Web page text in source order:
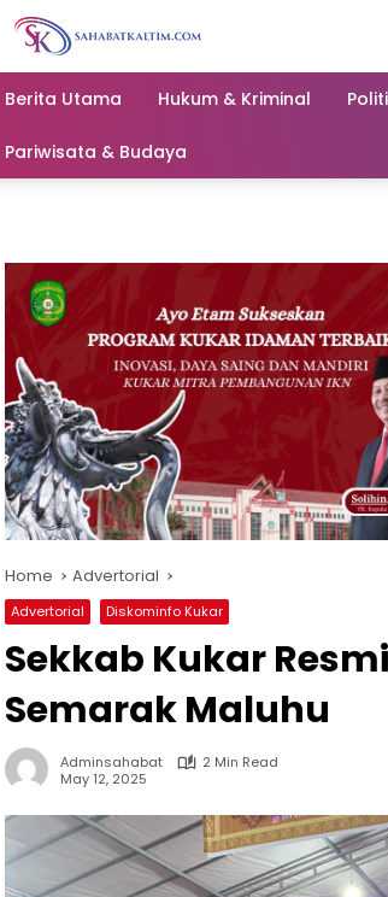
Berita Utama Hukum & Kriminal
Pariwisata & Budaya
Home Advertorial
Advertorial Diskominfo Kukar
Sekkab Kukar
Semarak Maluhu
Adminsahabat
2 Min Read
May 12, 2025